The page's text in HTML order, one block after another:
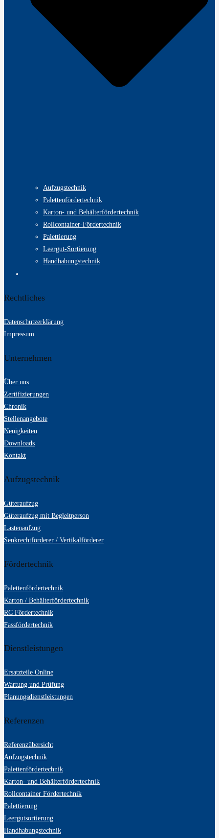
Aufzugstechnik
Palettenfördertechnik
Karton- und Behälterfördertechnik
Rollcontainer-Fördertechnik
Palettierung
Leergut-Sortierung
Handhabungstechnik
Rechtliches
Datenschutzerklärung
Impressum
Unternehmen
Über uns
Zertifizierungen
Chronik
Stellenangebote
Neuigkeiten
Downloads
Kontakt
Aufzugstechnik
Güteraufzug
Güteraufzug mit Begleitperson
Lastenaufzug
Senkrechtförderer / Vertikalförderer
Fördertechnik
Palettenfördertechnik
Karton / Behälterfördertechnik
RC Fördertechnik
Fassfördertechnik
Dienstleistungen
Ersatzteile Online
Wartung und Prüfung
Planungsdienstleistungen
Referenzen
Referenzübersicht
Aufzugstechnik
Palettenfördertechnik
Karton- und Behälterfördertechnik
Rollcontainer Fördertechnik
Palettierung
Leergutsortierung
Handhabungstechnik